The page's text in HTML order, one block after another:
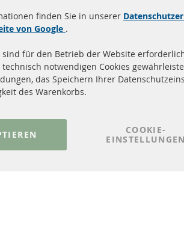
Quick Links
Dieselpartikelfilter (DPF)
Dieselpartikelfilter Reinigung
Katalysator (KAT)
finden Sie in unserer
von Google .
sind für den Betrieb der Website
notwendigen Cookies
das Speichern Ihrer
des Warenkorbs.
COOKIE-
EINSTELLUNGEN